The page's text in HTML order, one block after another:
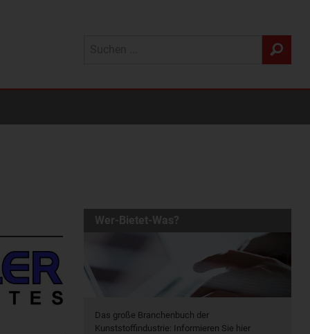
Wer-Bietet-Was?
Das große Branchenbuch der
Kunststoffindustrie: Informieren Sie hier